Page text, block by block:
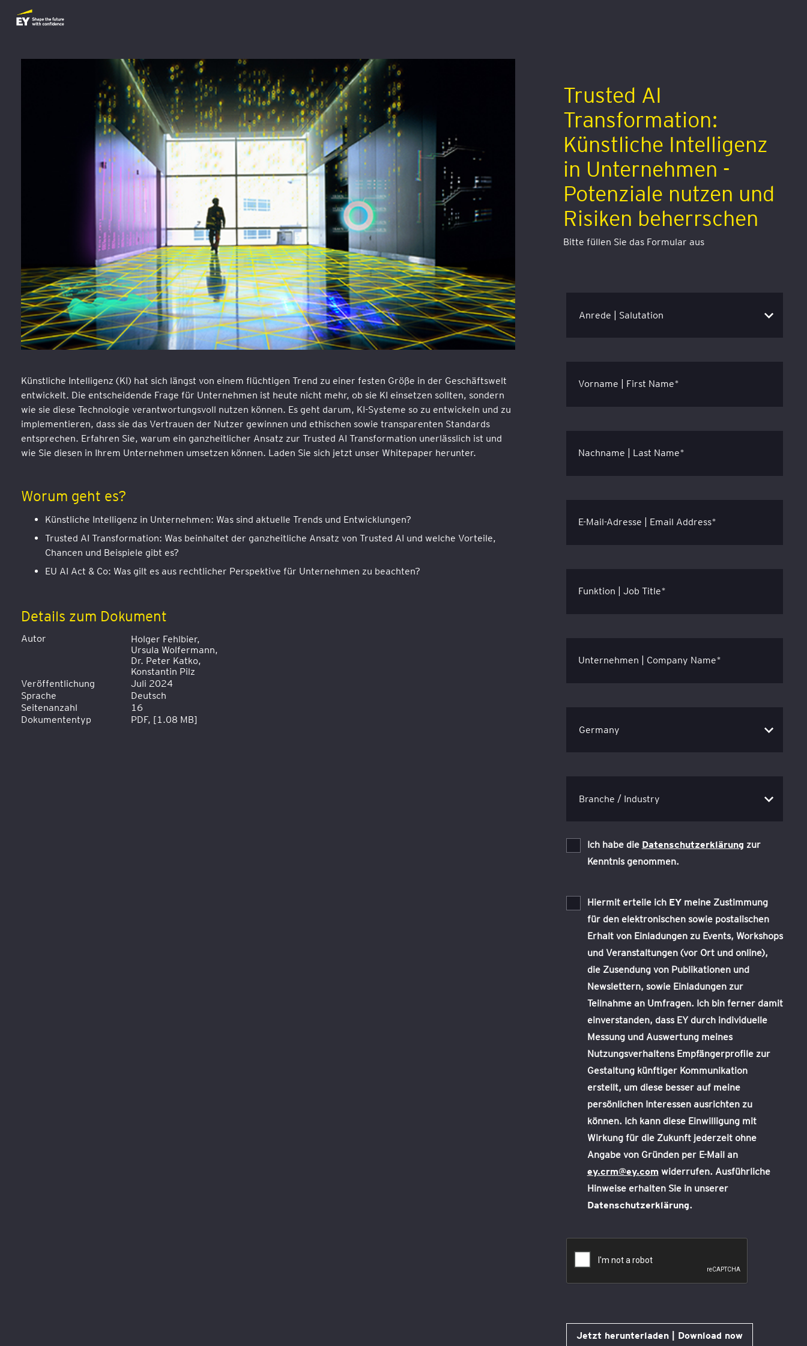
Künstliche Intelligenz (KI) hat sich längst von einem flüchtigen Trend zu einer festen Größe in der Geschäftswelt
entwickelt. Die entscheidende Frage für Unternehmen ist heute nicht mehr, ob sie KI einsetzen sollten, sondern
wie sie diese Technologie verantwortungsvoll nutzen können. Es geht darum, KI-Systeme so zu entwickeln und zu
implementieren, dass sie das Vertrauen der Nutzer gewinnen und ethischen sowie transparenten Standards
entsprechen. Erfahren Sie, warum ein ganzheitlicher Ansatz zur Trusted AI Transformation unerlässlich ist und
wie Sie diesen in Ihrem Unternehmen umsetzen können. Laden Sie sich jetzt unser Whitepaper herunter.
Worum geht es?
Künstliche Intelligenz in Unternehmen: Was sind aktuelle Trends und Entwicklungen?
Trusted AI Transformation: Was beinhaltet der ganzheitliche Ansatz von Trusted AI und welche Vorteile,
Chancen und Beispiele gibt es?
EU AI Act & Co: Was gilt es aus rechtlicher Perspektive für Unternehmen zu beachten?
Details zum Dokument
Autor
Holger Fehlbier,
Ursula Wolfermann,
Dr. Peter Katko,
Konstantin Pilz
Veröffentlichung
Juli 2024
Sprache
Deutsch
Seitenanzahl
16
Dokumententyp
PDF, [1.08 MB]
Trusted AI
Transformation:
Künstliche Intelligenz
in Unternehmen -
Potenziale nutzen und
Risiken beherrschen
Bitte füllen Sie das Formular aus
Vorname | First Name*
Nachname | Last Name*
E-Mail-Adresse | Email Address*
Funktion | Job Title*
Unternehmen | Company Name*
Ich habe die Datenschutzerklärung zur
Kenntnis genommen.
Hiermit erteile ich EYmeine Zustimmung
für den elektronischen sowie postalischen
Erhalt von Einladungen zu Events, Workshops
und Veranstaltungen (vor Ort und online),
die Zusendung von Publikationen und
Newslettern, sowie Einladungen zur
Teilnahme an Umfragen. Ich bin ferner damit
einverstanden, dass EY durch individuelle
Messung und Auswertung meines
Nutzungsverhaltens Empfängerprofile zur
Gestaltung künftiger Kommunikation
erstellt, um diese besser auf meine
persönlichen Interessen ausrichten zu
können. Ich kann diese Einwilligung mit
Wirkung für die Zukunft jederzeit ohne
Angabe von Gründen per E-Mail an
ey.crm@ey.com widerrufen. Ausführliche
Hinweise erhalten Sie in unserer
Datenschutzerklärung.
Jetzt herunterladen | Download now